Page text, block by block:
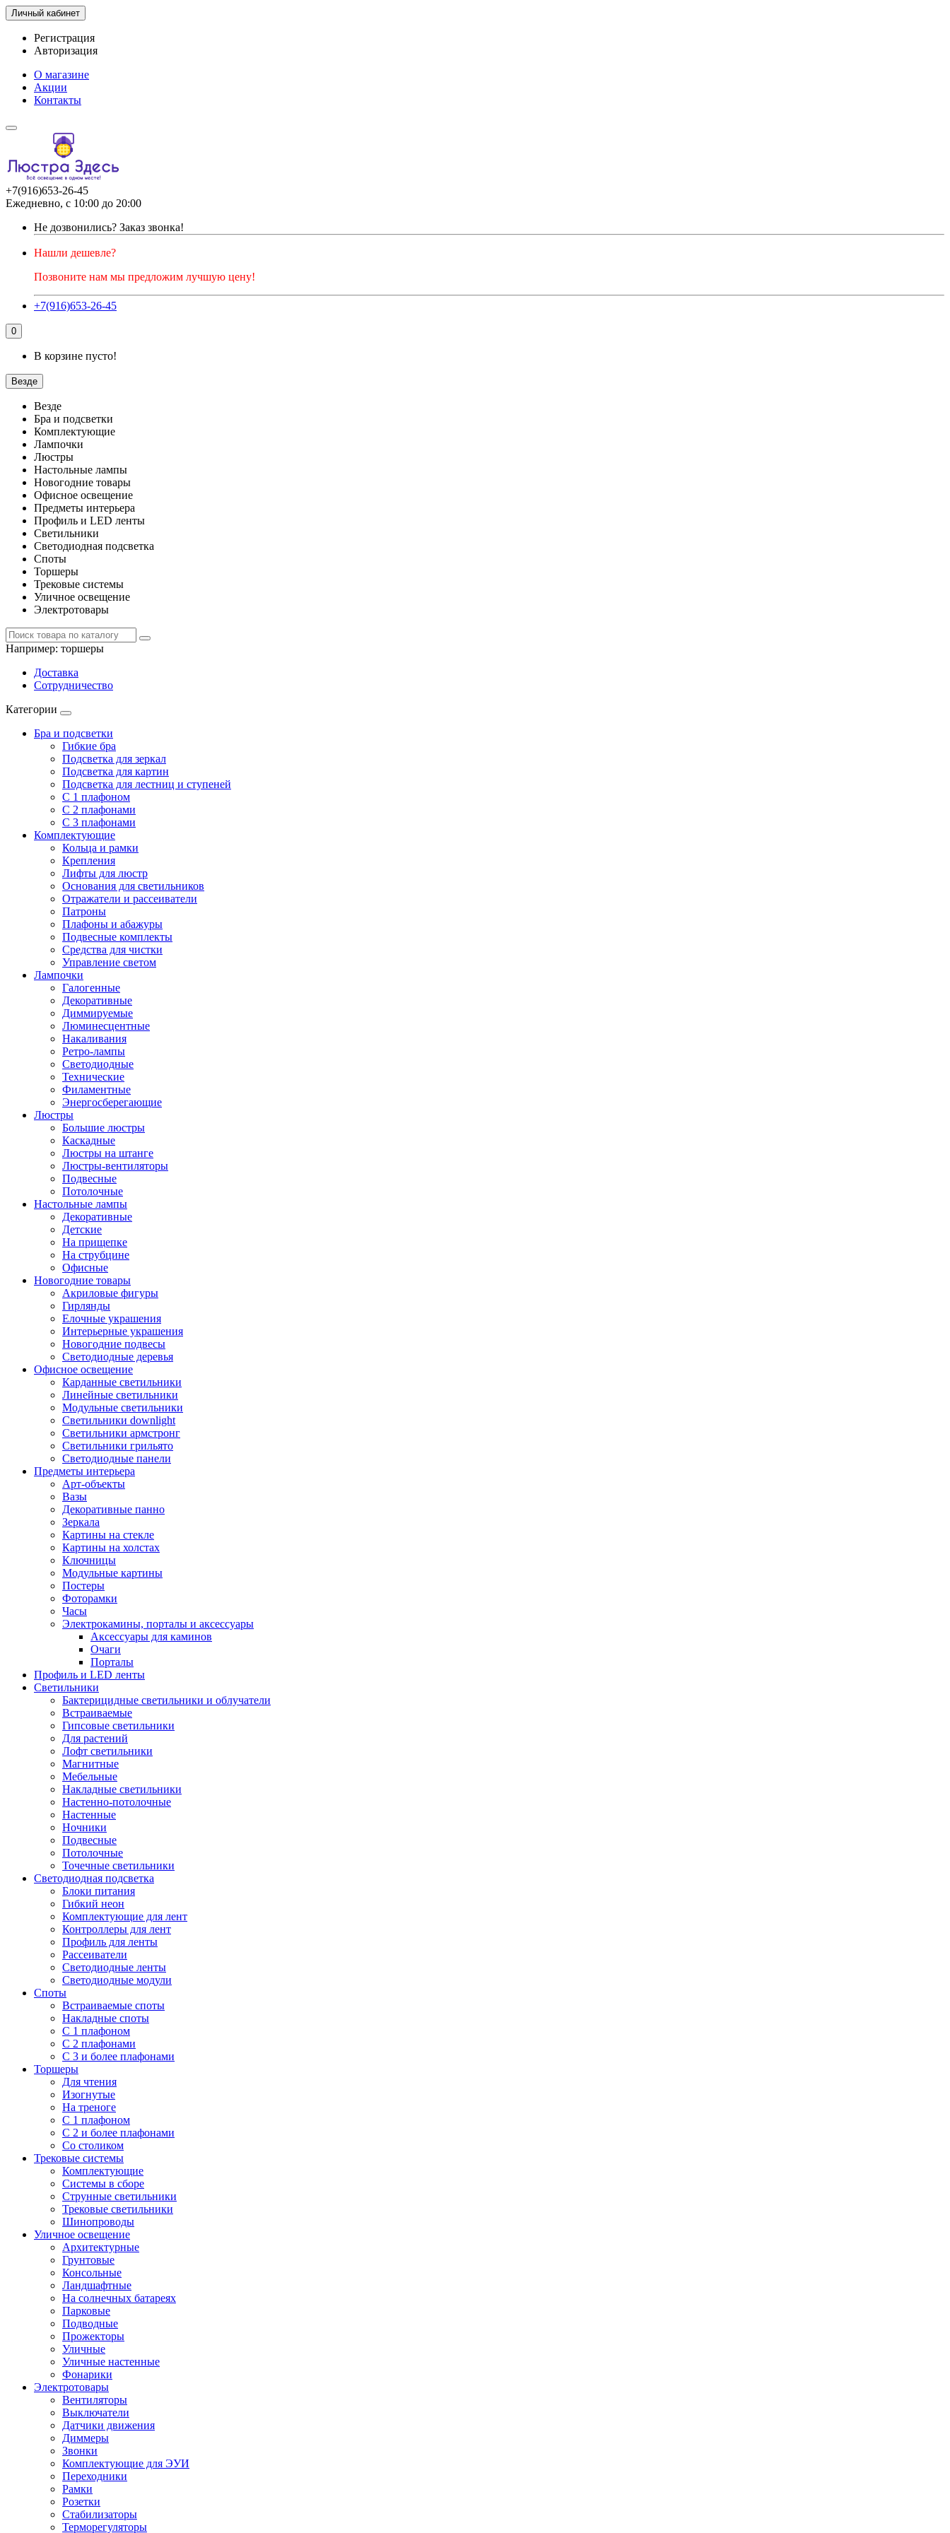
Личный кабинет
Регистрация
Авторизация
О магазине
Акции
Контакты
+7(916)653-26-45
Ежедневно, с 10:00 до 20:00
Не дозвонились? Заказ звонка!
Нашли дешевле?
Позвоните нам мы предложим лучшую цену!
+7(916)653-26-45
0
В корзине пусто!
Везде
Везде
Бра и подсветки
Комплектующие
Лампочки
Люстры
Настольные лампы
Новогодние товары
Офисное освещение
Предметы интерьера
Профиль и LED ленты
Светильники
Светодиодная подсветка
Споты
Торшеры
Трековые системы
Уличное освещение
Электротовары
Например: торшеры
Доставка
Сотрудничество
Категории
Бра и подсветки
Гибкие бра
Подсветка для зеркал
Подсветка для картин
Подсветка для лестниц и ступеней
С 1 плафоном
С 2 плафонами
С 3 плафонами
Комплектующие
Кольца и рамки
Крепления
Лифты для люстр
Основания для светильников
Отражатели и рассеиватели
Патроны
Плафоны и абажуры
Подвесные комплекты
Средства для чистки
Управление светом
Лампочки
Галогенные
Декоративные
Диммируемые
Люминесцентные
Накаливания
Ретро-лампы
Светодиодные
Технические
Филаментные
Энергосберегающие
Люстры
Большие люстры
Каскадные
Люстры на штанге
Люстры-вентиляторы
Подвесные
Потолочные
Настольные лампы
Декоративные
Детские
На прищепке
На струбцине
Офисные
Новогодние товары
Акриловые фигуры
Гирлянды
Елочные украшения
Интерьерные украшения
Новогодние подвесы
Светодиодные деревья
Офисное освещение
Карданные светильники
Линейные светильники
Модульные светильники
Светильники downlight
Светильники армстронг
Светильники грильято
Светодиодные панели
Предметы интерьера
Арт-объекты
Вазы
Декоративные панно
Зеркала
Картины на стекле
Картины на холстах
Ключницы
Модульные картины
Постеры
Фоторамки
Часы
Электрокамины, порталы и аксессуары
Аксессуары для каминов
Очаги
Порталы
Профиль и LED ленты
Светильники
Бактерицидные светильники и облучатели
Встраиваемые
Гипсовые светильники
Для растений
Лофт светильники
Магнитные
Мебельные
Накладные светильники
Настенно-потолочные
Настенные
Ночники
Подвесные
Потолочные
Точечные светильники
Светодиодная подсветка
Блоки питания
Гибкий неон
Комплектующие для лент
Контроллеры для лент
Профиль для ленты
Рассеиватели
Светодиодные ленты
Светодиодные модули
Споты
Встраиваемые споты
Накладные споты
С 1 плафоном
С 2 плафонами
С 3 и более плафонами
Торшеры
Для чтения
Изогнутые
На треноге
С 1 плафоном
С 2 и более плафонами
Со столиком
Трековые системы
Комплектующие
Системы в сборе
Струнные светильники
Трековые светильники
Шинопроводы
Уличное освещение
Архитектурные
Грунтовые
Консольные
Ландшафтные
На солнечных батареях
Парковые
Подводные
Прожекторы
Уличные
Уличные настенные
Фонарики
Электротовары
Вентиляторы
Выключатели
Датчики движения
Диммеры
Звонки
Комплектующие для ЭУИ
Переходники
Рамки
Розетки
Стабилизаторы
Терморегуляторы